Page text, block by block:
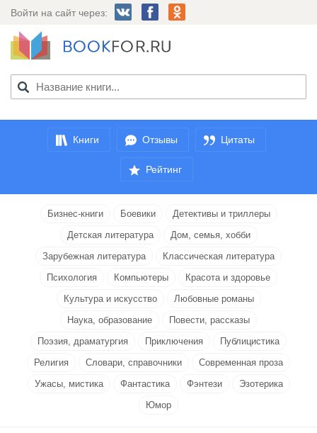
Войти на сайт через:
Книги Отзывы Цитаты
Рейтинг
Бизнес-книги Боевики
Детективы и триллеры
Детская литература
Дом, семья, хобби
Зарубежная литература
Классическая литература
Психология
Компьютеры
Красота и здоровье
Культура и искусство
Любовные романы
Наука, образование
Повести, рассказы
Поэзия, драматургия
Приключения
Публицистика
Религия
Словари, справочники
Современная проза
Ужасы, мистика
Фантастика Фэнтези
Эзотерика
Юмор